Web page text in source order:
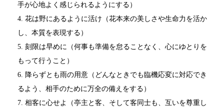
手が心地よく感じられるようにする）
4. 花は野にあるように活け（花本来の美しさや生命力を活か
し、本質を表現する）
5. 刻限は早めに（何事も準備を怠ることなく、心にゆとりを
もって行うこと）
6. 降らずとも雨の用意（どんなときでも臨機応変に対応でき
るよう、相手のために万全の備えをする）
7. 相客に心せよ（亭主と客、そして客同士も、互いを尊重し